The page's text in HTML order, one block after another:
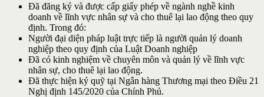
Đã đăng ký và được cấp giấy phép về ngành nghề kinh
doanh về lĩnh vực nhân sự và cho thuê lại lao động theo quy
định. Trong đó:
Người đại diện pháp luật trực tiếp là người quản lý doanh
nghiệp theo quy định của Luật Doanh nghiệp
Đã có kinh nghiệm về chuyên môn và quản lý về lĩnh vực
nhân sự, cho thuê lại lao động.
Đã thực hiện ký quỹ tại Ngân hàng Thương mại theo Điều 21
Nghị định 145/2020 của Chính Phủ.